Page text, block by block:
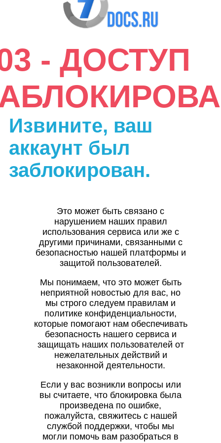
- ДОСТУП
Извините, ваш
аккаунт был
заблокирован.
Это может быть связано с
нарушением наших правил
использования сервиса или же с
другими причинами, связанными с
безопасностью нашей платформы и
защитой пользователей.
Мы понимаем, что это может быть
неприятной новостью для вас, но
мы строго следуем правилам и
политике конфиденциальности,
которые помогают нам обеспечивать
безопасность нашего сервиса и
защищать наших пользователей от
нежелательных действий и
незаконной деятельности.
Если у вас возникли вопросы или
вы считаете, что блокировка была
произведена по ошибке,
пожалуйста, свяжитесь с нашей
службой поддержки, чтобы мы
могли помочь вам разобраться в